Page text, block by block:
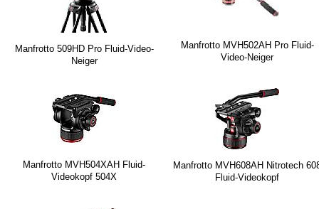
Manfrotto 509HD Pro Fluid-Video-
Neiger
Manfrotto MVH502AH Pro Fluid-
Video-Neiger
Manfrotto MVH504XAH Fluid-
Videokopf 504X
Manfrotto MVH608AH Nitrotech
Fluid-Videokopf